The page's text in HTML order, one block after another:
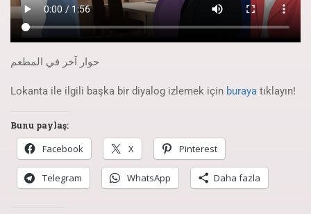
حوار آخر في المطعم
Lokanta ile ilgili başka bir diyalog izlemek için buraya tıklayın!
Bunu paylaş:
Facebook X Pinterest
Telegram WhatsApp Daha fazla